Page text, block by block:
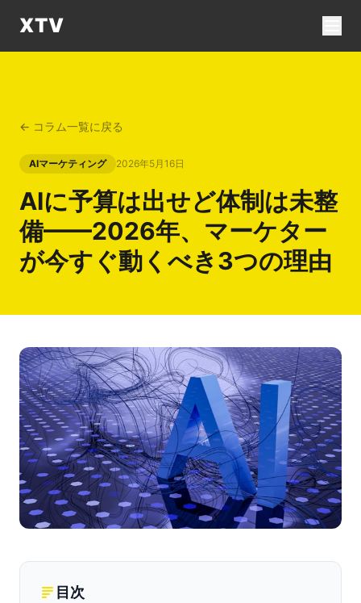
XTV
← コラム一覧に戻る
AIマーケティング 2026年5月16日
AIに予算は出せど体制は未整
備——2026年、マーケター
が今すぐ動くべき3つの理由
目次